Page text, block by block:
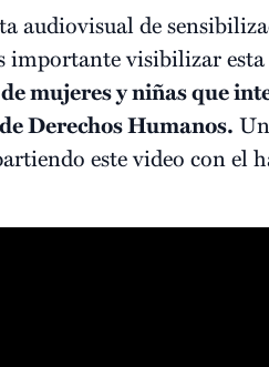
audiovisual de
importante visibilizar
mujeres y niñas que
Derechos Humanos.
este video con el